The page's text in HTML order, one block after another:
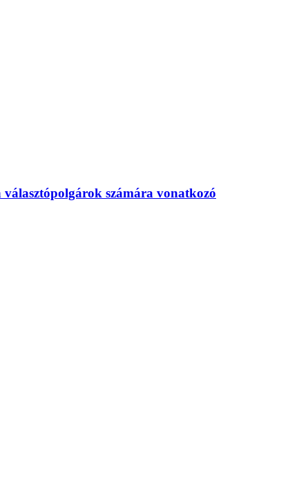
választópolgárok számára vonatkozó